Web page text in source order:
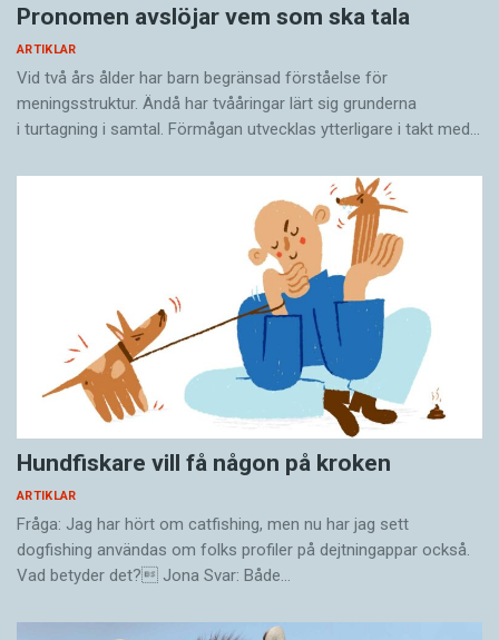
Pronomen avslöjar vem som ska tala
ARTIKLAR
Vid två års ålder har barn begränsad förståelse för
meningsstruktur. Ändå har tvååringar lärt sig grunderna
i turtagning i samtal. Förmågan utvecklas ytterligare i takt med…
Hundfiskare vill få någon på kroken
ARTIKLAR
Fråga: Jag har hört om catfishing, men nu har jag sett
dogfishing användas om folks profiler på dejtningappar också.
Vad betyder det? Jona Svar: Både…